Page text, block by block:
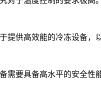
提供高效能的冷冻设备，
需要具备高水平的安全性